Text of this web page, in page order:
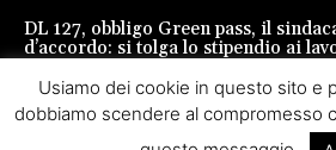
DL 127, obbligo Green pass, il
d’accordo: si tolga lo stipendio ai
Usiamo dei cookie in questo sito e
dobbiamo scendere al compromesso